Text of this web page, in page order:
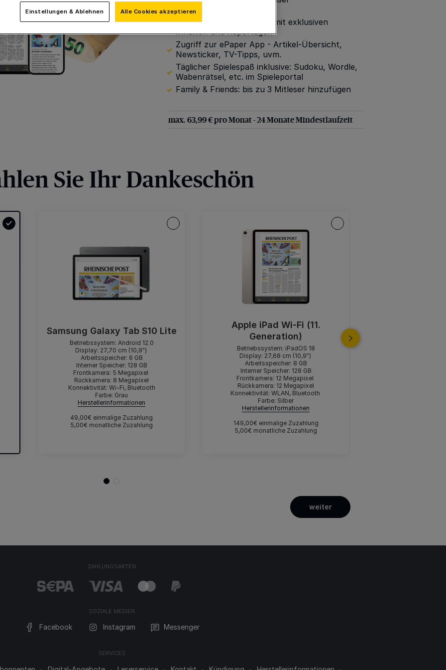
Nachrichtenportal (RP+)
Digitale Sonntagszeitung mit exklusiven
Inhalten und Reportagen
Zugriff zur ePaper App - Artikel-Übersicht,
Newsticker, TV-Tipps, uvm.
Täglicher Spielespaß inklusive: Sudoku, Wordle,
Wabenrätsel, etc. im Spieleportal
Family & Friends: bis zu 3 Mitleser hinzufügen
max. 63,99 € pro Monat - 24 Monate Mindestlaufzeit
Sie Ihr Dankeschön
Samsung Galaxy Tab S10 Lite
Betriebssystem: Android 12.0
Display: 27,70 cm (10,9")
Arbeitsspeicher: 6 GB
Interner Speicher: 128 GB
Frontkamera: 5 Megapixel
Rückkamera: 8 Megapixel
Konnektivität: Wi-Fi, Bluetooth
Farbe: Grau
Herstellerinformationen
49,00€ einmalige Zuzahlung
5,00€ monatliche Zuzahlung
Apple iPad Wi-Fi (11.
Generation)
Betriebssystem: iPadOS 18
Display: 27,68 cm (10,9")
Arbeitsspeicher: 8 GB
Interner Speicher: 128 GB
Frontkamera: 12 Megapixel
Rückkamera: 12 Megapixel
Konnektivität: WLAN, Bluetooth
Farbe: Silber
Herstellerinformationen
149,00€ einmalige Zuzahlung
5,00€ monatliche Zuzahlung
weiter
ZAHLUNGSARTEN
SOZIALE MEDIEN
Facebook Instagram Messenger
SERVICES
Einstellungen & Ablehnen Alle Cookies akzeptieren